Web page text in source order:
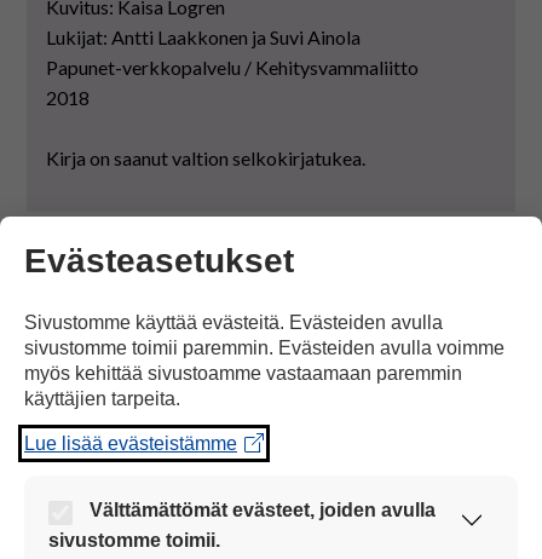
Kuvitus: Kaisa Logren
Lukijat: Antti Laakkonen ja Suvi Ainola
Papunet-verkkopalvelu / Kehitysvammaliitto
2018
Kirja on saanut valtion selkokirjatukea.
VERKKOKIRJA
Sivu päivitetty: 2.1.2025
Evästeasetukset
Sivustomme käyttää evästeitä. Evästeiden avulla
sivustomme toimii paremmin. Evästeiden avulla voimme
myös kehittää sivustoamme vastaamaan paremmin
käyttäjien tarpeita.
Lue lisää evästeistämme
Välttämättömät evästeet, joiden avulla
sivustomme toimii.